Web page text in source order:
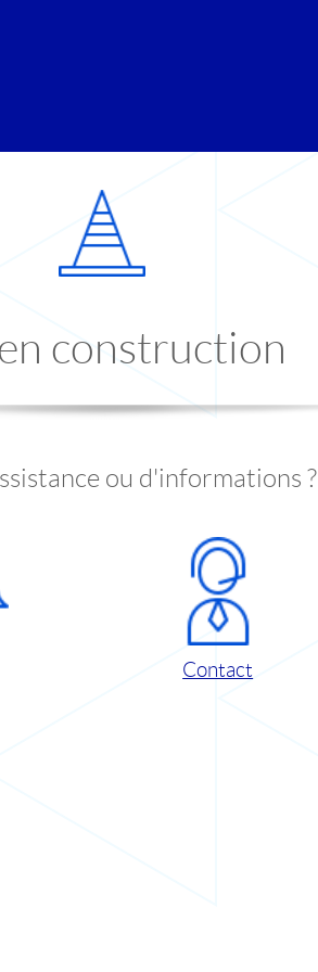
construction
ou d'informations ?
Contact